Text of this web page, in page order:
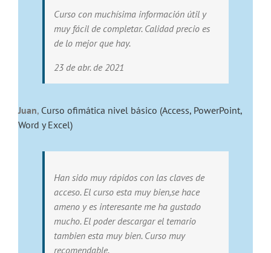
Curso con muchísima información útil y
muy fácil de completar. Calidad precio es
de lo mejor que hay.
23 de abr. de 2021
Juan, Curso ofimática nivel básico (Access, PowerPoint,
Word y Excel)
Han sido muy rápidos con las claves de
acceso. El curso esta muy bien,se hace
ameno y es interesante me ha gustado
mucho. El poder descargar el temario
tambien esta muy bien. Curso muy
recomendable.